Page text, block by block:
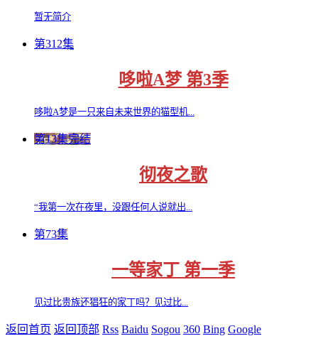
暂无简介
第312集
哆啦A梦 第3季
哆啦A梦是一只来自未来世界的猫型机...
第13集完结
彻夜之歌
“我第一次在夜里，没跟任何人说就出...
第73集
一等家丁 第一季
见过比贵族还猖狂的家丁吗？见过比...
返回首页 返回顶部 Rss Baidu Sogou 360 Bing Google